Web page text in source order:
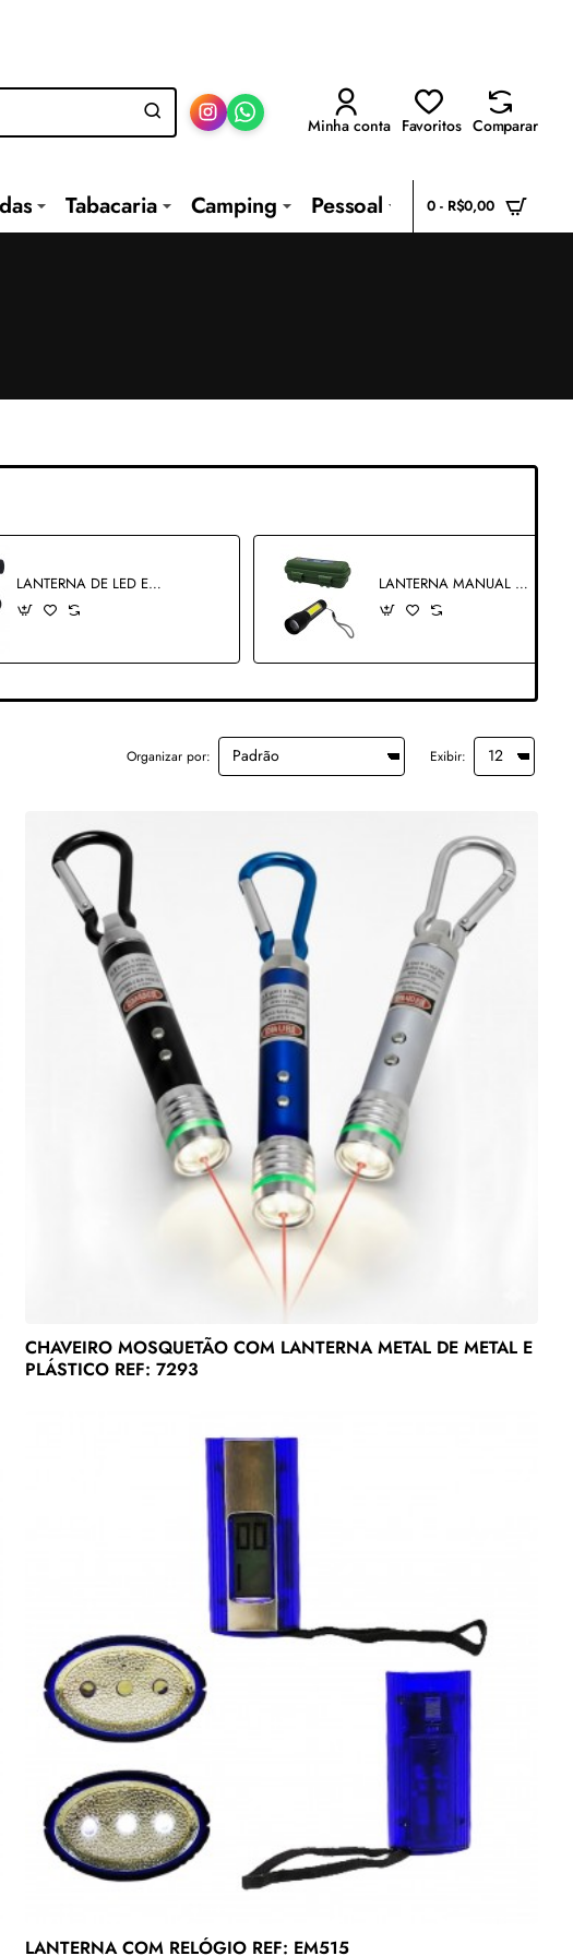
Minha conta Favoritos Comparar
Tabacaria Camping Pessoal 0 - R$0,00
LANTERNA DE LED EM PLÁSTICO REF: SB-8038 LANTERNA MANUAL RECARREGÁVEL EM METAL REF: AP17885FL03
Organizar por: Exibir:
CHAVEIRO MOSQUETÃO COM LANTERNA METAL DE METAL E
PLÁSTICO REF: 7293
LANTERNA COM RELÓGIO REF: EM515